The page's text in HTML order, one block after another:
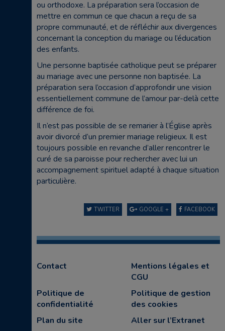
ou orthodoxe. La préparation sera l’occasion de
mettre en commun ce que chacun a reçu de sa
propre communauté, et de réfléchir aux divergences
concernant la conception du mariage ou l’éducation
des enfants.
Une personne baptisée catholique peut se préparer
au mariage avec une personne non baptisée. La
préparation sera l’occasion d’approfondir une vision
essentiellement commune de l’amour par-delà cette
différence de foi.
Il n’est pas possible de se remarier à l’Église après
avoir divorcé d’un premier mariage religieux. Il est
toujours possible en revanche d’aller rencontrer le
curé de sa paroisse pour rechercher avec lui un
accompagnement spirituel adapté à chaque situation
particulière.
FACEBOOK
GOOGLE +
TWITTER
Contact
Mentions légales et
CGU
Politique de
confidentialité
Politique de gestion
des cookies
Plan du site
Aller sur l’Extranet